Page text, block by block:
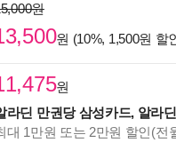
원
원 (10%, 1,500원 할
원
라딘 만권당 삼성카드, 알라
대 1만원 또는 2만원 할인(전